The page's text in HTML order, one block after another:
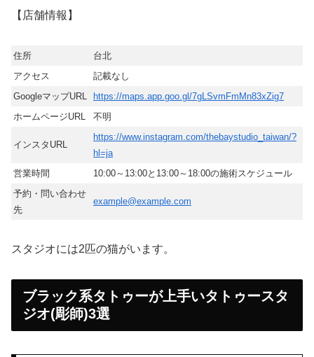
【店舗情報】
住所
台北
アクセス
記載なし
GoogleマップURL
https://maps.app.goo.gl/7gLSvmFmMn83xZig7
ホームページURL
不明
インスタURL
https://www.instagram.com/thebaystudio_taiwan/?
hl=ja
営業時間
10:00～13:00と13:00～18:00の施術スケジュール
予約・問い合わせ
先
example@example.com
スタジオには2匹の猫がいます。
ブラック系タトゥーが上手いタトゥースタ
ジオ(彫師)3選